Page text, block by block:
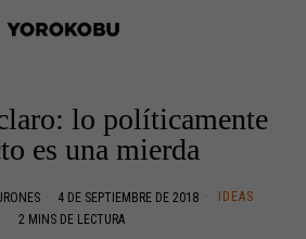
lo políticamente
es una mierda
4 DE SEPTIEMBRE DE 2018
IDEAS
2 MINS DE LECTURA